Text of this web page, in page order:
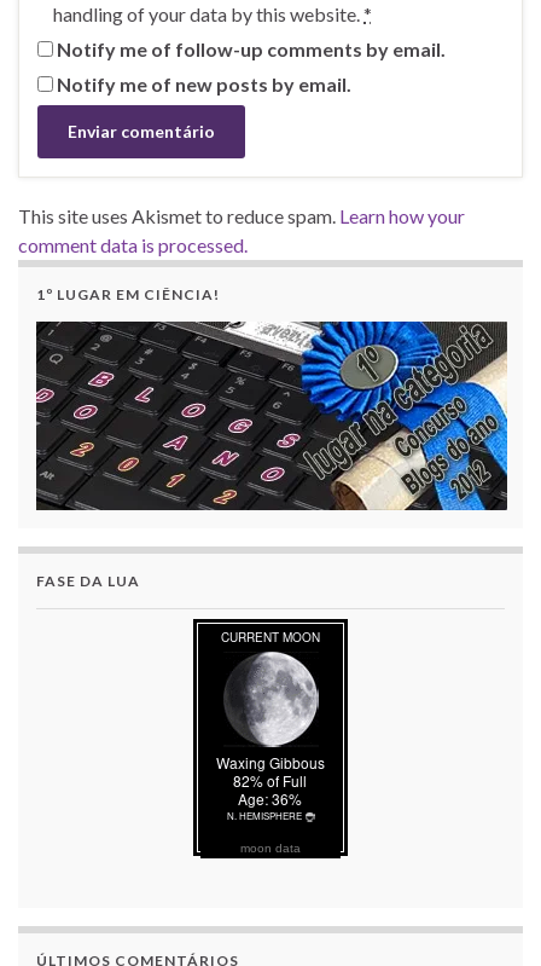
handling of your data by this website.*
Notify me of follow-up comments by email.
Notify me of new posts by email.
This site uses Akismet to reduce spam. Learn how your
comment data is processed.
1º LUGAR EM CIÊNCIA!
FASE DA LUA
moon data
ÚLTIMOS COMENTÁRIOS